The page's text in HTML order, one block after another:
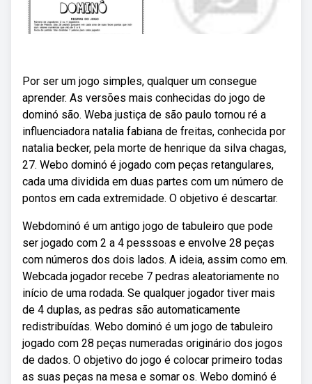
Por ser um jogo simples, qualquer um consegue
aprender. As versões mais conhecidas do jogo de
dominó são. Weba justiça de são paulo tornou ré a
influenciadora natalia fabiana de freitas, conhecida por
natalia becker, pela morte de henrique da silva chagas,
27. Webo dominó é jogado com peças retangulares,
cada uma dividida em duas partes com um número de
pontos em cada extremidade. O objetivo é descartar.
Webdominó é um antigo jogo de tabuleiro que pode
ser jogado com 2 a 4 pesssoas e envolve 28 peças
com números dos dois lados. A ideia, assim como em.
Webcada jogador recebe 7 pedras aleatoriamente no
início de uma rodada. Se qualquer jogador tiver mais
de 4 duplas, as pedras são automaticamente
redistribuídas. Webo dominó é um jogo de tabuleiro
jogado com 28 peças numeradas originário dos jogos
de dados. O objetivo do jogo é colocar primeiro todas
as suas peças na mesa e somar os. Webo dominó é